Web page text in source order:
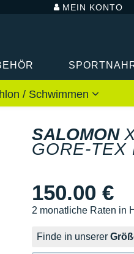
MEIN KONTO
/ Schwimmen
SALOMON
GORE-TEX
150.00 €
2 monatliche Raten in
Ohne Zusatzkosten
Finde in unserer